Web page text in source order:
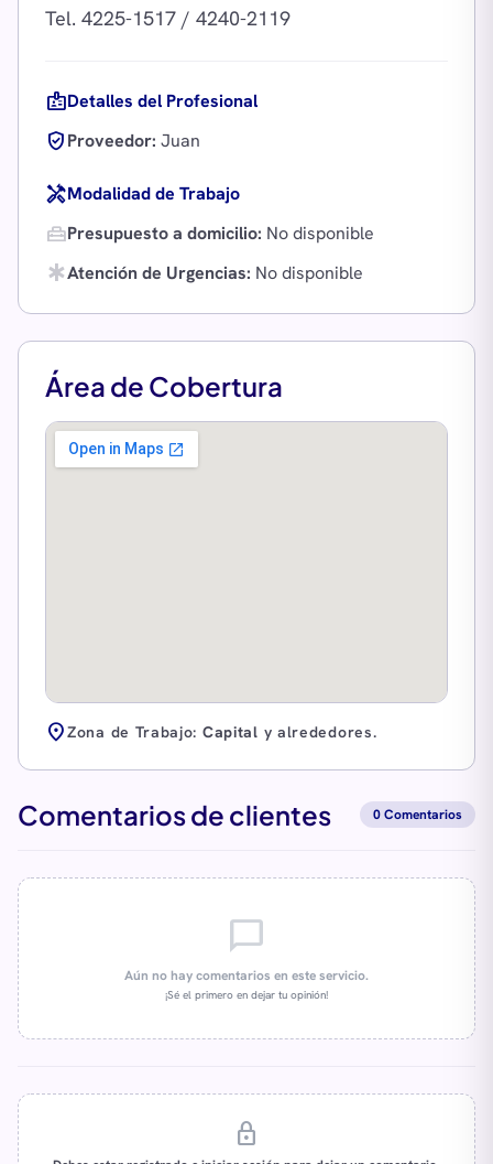
badgeDetalles del Profesional
verified_userProveedor: Juan
handymanModalidad de Trabajo
home_repair_servicePresupuesto a domicilio: No disponible
emergencyAtención de Urgencias: No disponible
Área de Cobertura
location_onZona de Trabajo: Capital y alrededores.
Comentarios de clientes 0 Comentarios
chat_bubble_outline
Aún no hay comentarios en este servicio.
¡Sé el primero en dejar tu opinión!
lock